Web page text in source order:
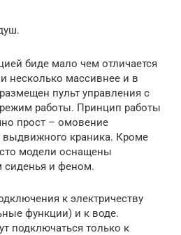
биде мало чем отличается
несколько массивнее и в
пульт управления с
работы. Принцип работы
прост – омовение
краника. Кроме
модели оснащены
сиденья и феном.
к электричеству
функции) и к воде.
подключаться только к